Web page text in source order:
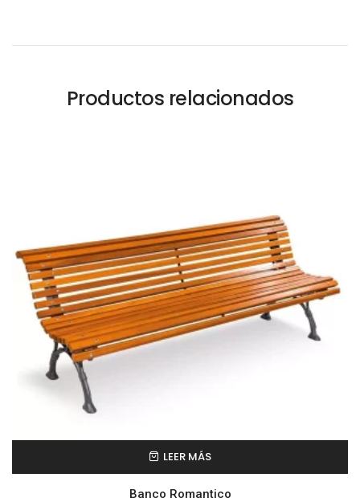
Productos relacionados
LEER MÁS
Banco Romantico